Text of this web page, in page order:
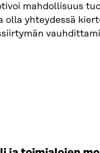
mahdollisuus
olla yhteydessä